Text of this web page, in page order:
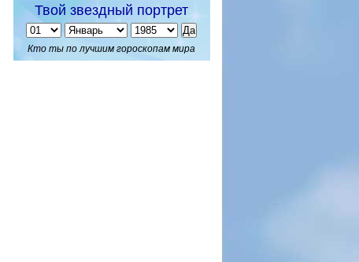
Твой звездный портрет
Кто ты по лучшим гороскопам мира